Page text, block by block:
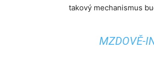
takový mechanismus
MZDOVĚ-